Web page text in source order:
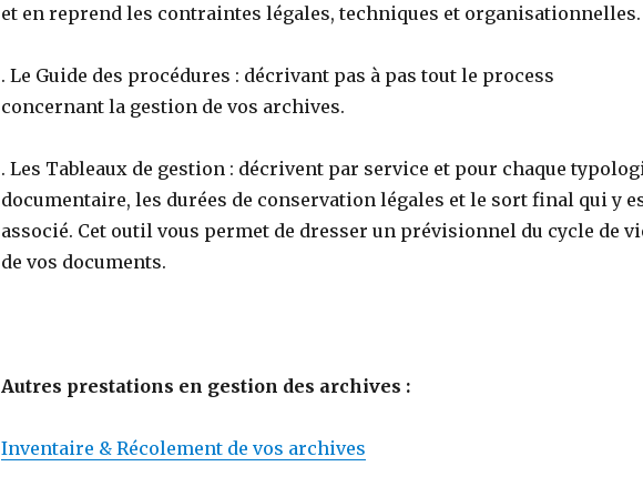
et en reprend les contraintes légales, techniques et organisationnelles.
. Le Guide des procédures : décrivant pas à pas tout le process
concernant la gestion de vos archives.
. Les Tableaux de gestion : décrivent par service et pour chaque
documentaire, les durées de conservation légales et le sort final qui y
associé. Cet outil vous permet de dresser un prévisionnel du cycle de
de vos documents.
Autres prestations en gestion des archives :
Inventaire & Récolement de vos archives